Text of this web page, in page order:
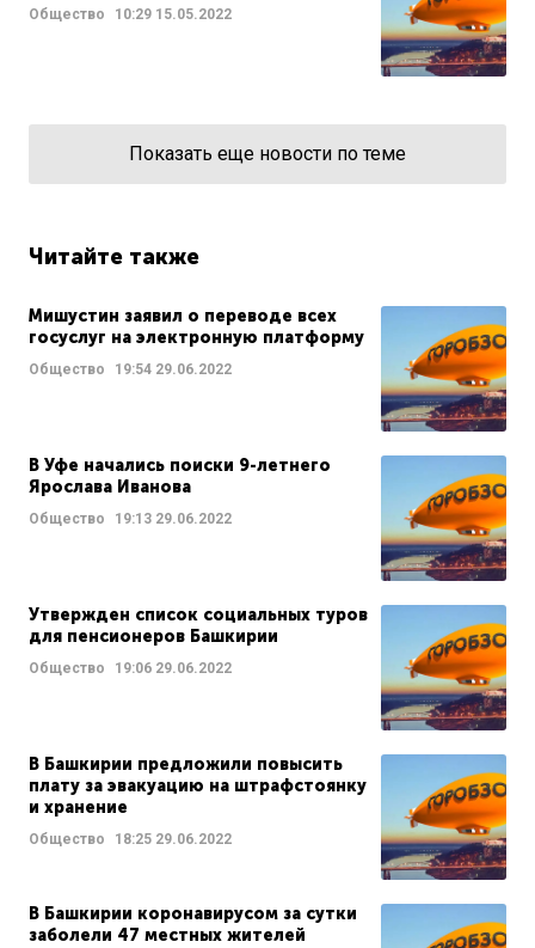
Общество 10:29 15.05.2022
Показать еще новости по теме
Читайте также
Мишустин заявил о переводе всех
госуслуг на электронную платформу
Общество 19:54 29.06.2022
В Уфе начались поиски 9-летнего
Ярослава Иванова
Общество 19:13 29.06.2022
Утвержден список социальных туров
для пенсионеров Башкирии
Общество 19:06 29.06.2022
В Башкирии предложили повысить
плату за эвакуацию на штрафстоянку
и хранение
Общество 18:25 29.06.2022
В Башкирии коронавирусом за сутки
заболели 47 местных жителей